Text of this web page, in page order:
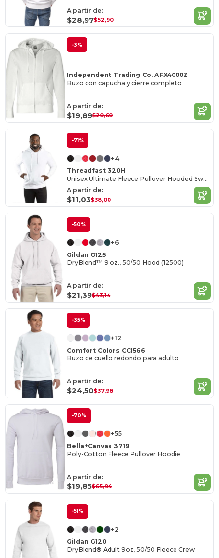
A partir de:
$28,97$52,90
-3%
Independent Trading Co. AFX4000Z
Buzo con capucha y cierre completo
A partir de:
$19,89$20,60
-71%
+4
Threadfast 320H
Unisex Ultimate Fleece Pullover Hooded Sweatshirt
A partir de:
$11,03$38,00
-50%
+6
Gildan G125
DryBlend™ 9 oz., 50/50 Hood (12500)
A partir de:
$21,39$43,14
-35%
+12
Comfort Colors CC1566
Buzo de cuello redondo para adulto
A partir de:
$24,50$37,98
-70%
+55
Bella+Canvas 3719
Poly-Cotton Fleece Pullover Hoodie
A partir de:
$19,85$65,94
-51%
+2
Gildan G120
DryBlend® Adult 9oz, 50/50 Fleece Crew